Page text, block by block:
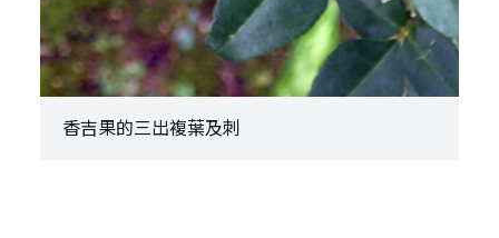
香吉果的三出複葉及刺